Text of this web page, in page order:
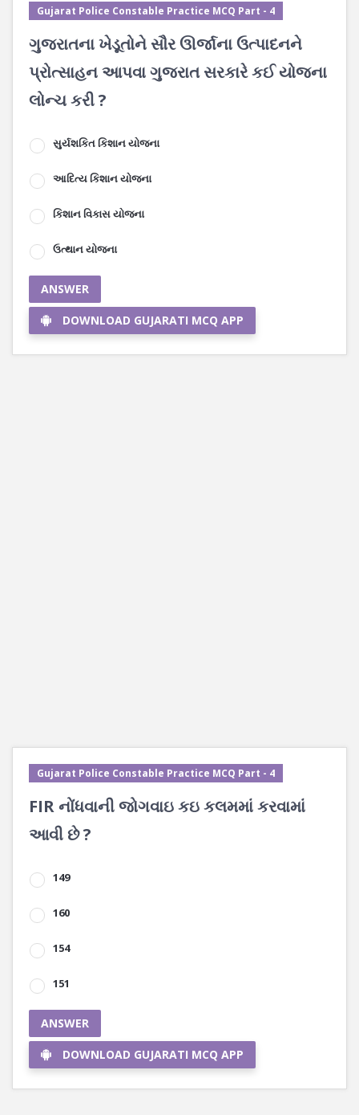
Gujarat Police Constable Practice MCQ Part - 4
ગુજરાતના ખેડૂતોને સૌર ઊર્જાના ઉત્પાદનને
પ્રોત્સાહન આપવા ગુજરાત સરકારે કઈ યોજના
લોન્ચ કરી ?
સુર્યશકિત કિશાન યોજના
આદિત્ય કિશાન યોજના
કિશાન વિકાસ યોજના
ઉત્થાન યોજના
ANSWER
DOWNLOAD GUJARATI MCQ APP
Gujarat Police Constable Practice MCQ Part - 4
FIR નોંધવાની જોગવાઇ કઇ કલમમાં કરવામાં
આવી છે ?
149
160
154
151
ANSWER
DOWNLOAD GUJARATI MCQ APP